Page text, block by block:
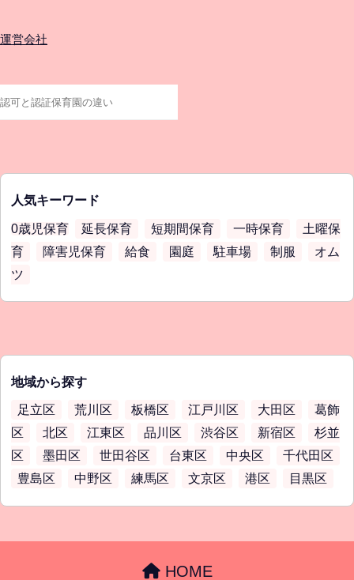
運営会社
人気キーワード
0歳児保育 延長保育 短期間保育 一時保育
土曜保
育
障害児保育 給食 園庭 駐車場 制服
オム
ツ
地域から探す
足立区 荒川区 板橋区 江戸川区 大田区
葛飾
区
北区 江東区 品川区 渋谷区 新宿区
杉並
区
墨田区 世田谷区 台東区 中央区
千代田区
豊島区
中野区 練馬区 文京区 港区 目黒区
HOME